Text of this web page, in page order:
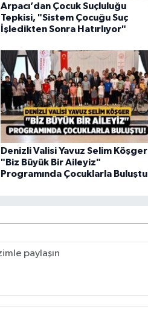
Arpacı’dan Çocuk Suçluluğu
Tepkisi, "Sistem Çocuğu Suç
İşledikten Sonra Hatırlıyor"
Denizli Valisi Yavuz Selim Köşger
"Biz Büyük Bir Aileyiz"
Programında Çocuklarla